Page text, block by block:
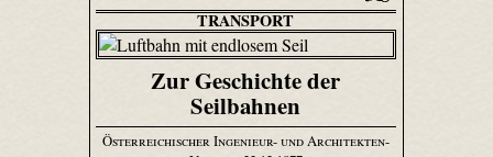
TRANSPORT
Zur Geschichte der
Seilbahnen
Österreichischer Ingenieur- und Architekten-